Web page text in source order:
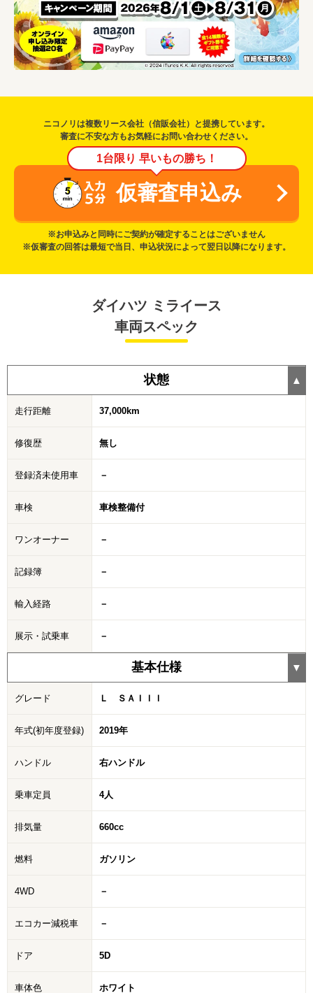
ニコノリは複数リース会社（信販会社）と提携しています。
審査に不安な方もお気軽にお問い合わせください。
1台限り 早いもの勝ち！
仮審査申込み
※お申込みと同時にご契約が確定することはございません
※仮審査の回答は最短で当日、申込状況によって翌日以降になります。
ダイハツ ミライース
車両スペック
状態
走行距離 37,000km
修復歴 無し
登録済未使用車 －
車検 車検整備付
ワンオーナー －
記録簿 －
輸入経路 －
展示・試乗車 －
基本仕様
グレード Ｌ ＳＡＩＩＩ
年式(初年度登録) 2019年
ハンドル 右ハンドル
乗車定員 4人
排気量 660cc
燃料 ガソリン
4WD －
エコカー減税車 －
ドア 5D
車体色 ホワイト